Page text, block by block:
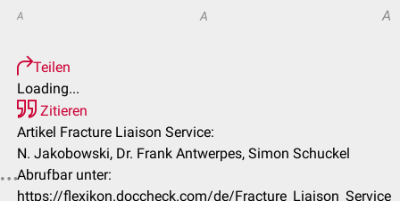
A A A
Teilen
Loading...
Zitieren
Artikel Fracture Liaison Service:
N. Jakobowski, Dr. Frank Antwerpes, Simon Schuckel
Abrufbar unter:
https://flexikon.doccheck.com/de/Fracture_Liaison_Service